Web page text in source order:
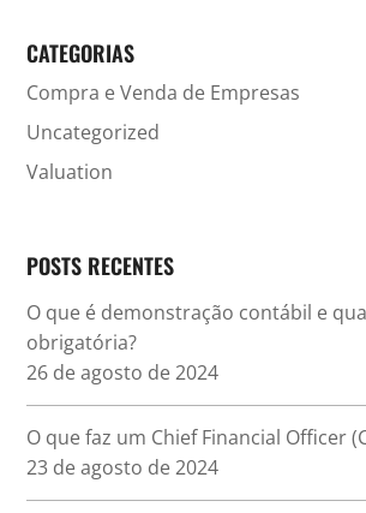
CATEGORIAS
Compra e Venda de Empresas
Uncategorized
Valuation
POSTS RECENTES
O que é demonstração contábil e
obrigatória?
26 de agosto de 2024
O que faz um Chief Financial Officer
23 de agosto de 2024